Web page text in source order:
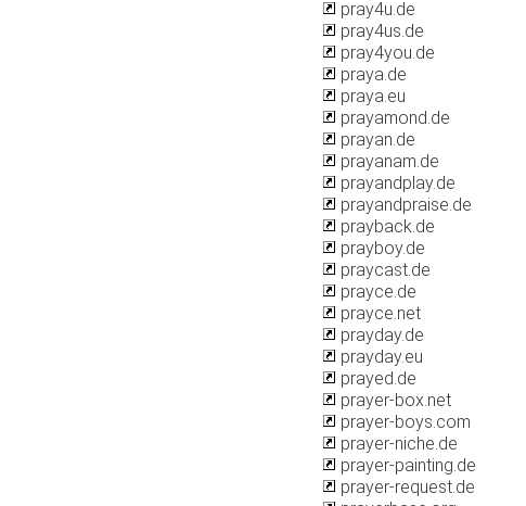
pray4u.de
pray4us.de
pray4you.de
praya.de
praya.eu
prayamond.de
prayan.de
prayanam.de
prayandplay.de
prayandpraise.de
prayback.de
prayboy.de
praycast.de
prayce.de
prayce.net
prayday.de
prayday.eu
prayed.de
prayer-box.net
prayer-boys.com
prayer-niche.de
prayer-painting.de
prayer-request.de